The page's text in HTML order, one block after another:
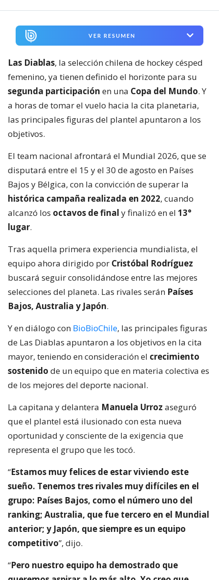
VER RESUMEN
Las Diablas, la selección chilena de hockey césped
femenino, ya tienen definido el horizonte para su
segunda participación en una Copa del Mundo. Y
a horas de tomar el vuelo hacia la cita planetaria,
las principales figuras del plantel apuntaron a los
objetivos.
El team nacional afrontará el Mundial 2026, que se
disputará entre el 15 y el 30 de agosto en Países
Bajos y Bélgica, con la convicción de superar la
histórica campaña realizada en 2022, cuando
alcanzó los octavos de final y finalizó en el 13°
lugar.
Tras aquella primera experiencia mundialista, el
equipo ahora dirigido por Cristóbal Rodríguez
buscará seguir consolidándose entre las mejores
selecciones del planeta. Las rivales serán Países
Bajos, Australia y Japón.
Y en diálogo con BioBioChile, las principales figuras
de Las Diablas apuntaron a los objetivos en la cita
mayor, teniendo en consideración el crecimiento
sostenido de un equipo que en materia colectiva es
de los mejores del deporte nacional.
La capitana y delantera Manuela Urroz aseguró
que el plantel está ilusionado con esta nueva
oportunidad y consciente de la exigencia que
representa el grupo que les tocó.
“Estamos muy felices de estar viviendo este
sueño. Tenemos tres rivales muy difíciles en el
grupo: Países Bajos, como el número uno del
ranking; Australia, que fue tercero en el Mundial
anterior; y Japón, que siempre es un equipo
competitivo”, dijo.
“Pero nuestro equipo ha demostrado que